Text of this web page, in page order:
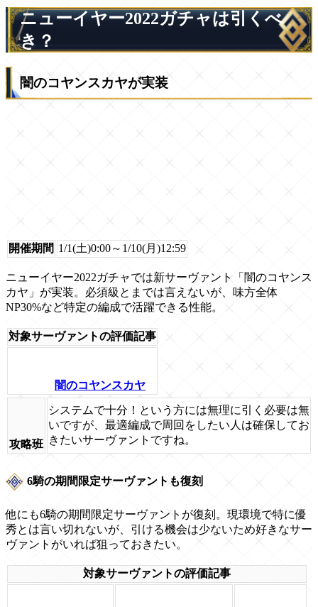
ニューイヤー2022ガチャは引くべ
き？
闇のコヤンスカヤが実装
開催期間 1/1(土)0:00～1/10(月)12:59
ニューイヤー2022ガチャでは新サーヴァント「闇のコヤンス
カヤ」が実装。必須級とまでは言えないが、味方全体
NP30%など特定の編成で活躍できる性能。
対象サーヴァントの評価記事
闇のコヤンスカヤ
攻略班
システムで十分！という方には無理に引く必要は無
いですが、最適編成で周回をしたい人は確保してお
きたいサーヴァントですね。
6騎の期間限定サーヴァントも復刻
他にも6騎の期間限定サーヴァントが復刻。現環境で特に優
秀とは言い切れないが、引ける機会は少ないため好きなサー
ヴァントがいれば狙っておきたい。
対象サーヴァントの評価記事